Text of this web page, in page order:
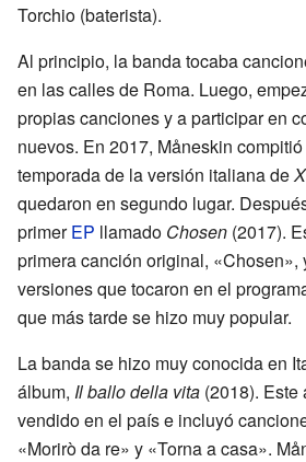
Torchio (baterista).
Al principio, la banda tocaba
en las calles de Roma. Luego,
propias canciones y a participar en
nuevos. En 2017, Måneskin
temporada de la versión italiana de
quedaron en segundo lugar.
primerEP llamado Chosen (2017).
primera canción original, «Chosen»,
versiones que tocaron en el
que más tarde se hizo muy popular.
La banda se hizo muy conocida en
álbum, Il ballo della vita (2018). Este
vendido en el país e incluyó
«Morirò da re» y «Torna a casa».